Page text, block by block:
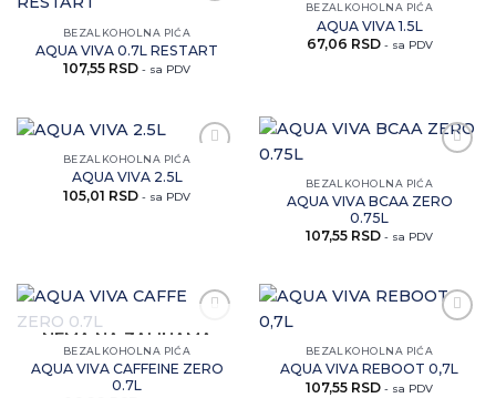
artikal
BEZALKOHOLNA PIĆA
AQUA VIVA 0.7L RESTART
107,55 RSD - sa PDV
Zaprati
artikal
BEZALKOHOLNA PIĆA
AQUA VIVA 1.5L
67,06 RSD - sa PDV
Zaprati
artikal
BEZALKOHOLNA PIĆA
AQUA VIVA 2.5L
105,01 RSD - sa PDV
artikal
BEZALKOHOLNA PIĆA
AQUA VIVA BCAA ZERO
0.75L
107,55 RSD - sa PDV
Zaprati
artikal
NEMA NA ZALIHAMA
BEZALKOHOLNA PIĆA
AQUA VIVA CAFFEINE ZERO
0.7L
artikal
BEZALKOHOLNA PIĆA
AQUA VIVA REBOOT 0,7L
107,55 RSD - sa PDV